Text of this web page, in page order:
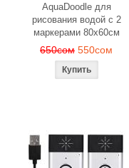
AquaDoodle для
рисования водой с 2
маркерами 80х60см
650сом 550сом